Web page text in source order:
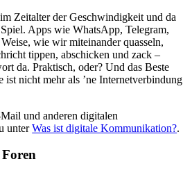
Zeitalter der Geschwindigkeit und da
Apps wie WhatsApp, Telegram,
wie wir miteinander quasseln,
tippen, abschicken und zack –
da. Praktisch, oder? Und das Beste
ist nicht mehr als ’ne Internetverbindung
und anderen digitalen
unterWas ist digitale Kommunikation?.
Foren